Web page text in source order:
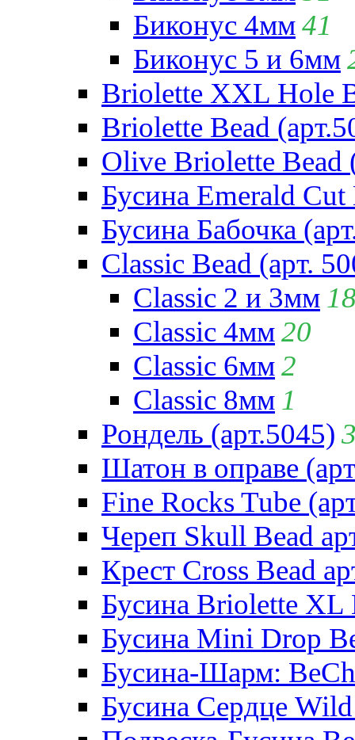
Биконус 4мм41
Биконус 5 и 6мм
Briolette XXL Hole
Briolette Bead
Olive Briolette Bead
Бусина Emerald Cut
Бусина Бабочка
Classic Bead (арт.
Classic 2 и 3мм
Classic 4мм20
Classic 6мм2
Classic 8мм 1
Рондель (арт.5045)
Шатон в оправе
Fine Rocks Tube
Череп Skull Bead
Крест Cross Bead
Бусина Briolette XL
Бусина Mini Drop
Бусина-Шарм:
Бусина Сердце